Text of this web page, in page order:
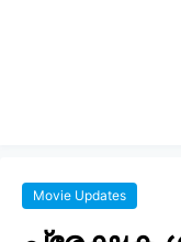
Movie Updates